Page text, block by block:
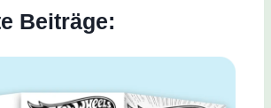
Beiträge: